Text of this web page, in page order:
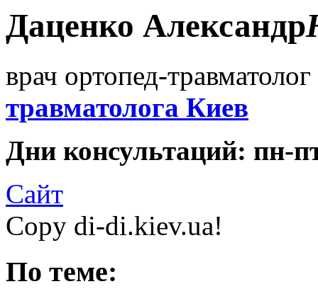
Даценко Александр
врач ортопед-
травматолога Киев
Дни консультаций: пн-
Сайт
Copy di-di.kiev.ua!
По теме: